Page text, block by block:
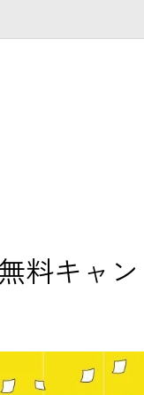
料キャン